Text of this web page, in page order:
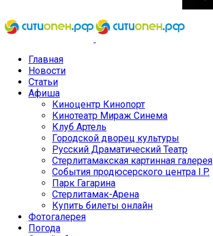
Главная
Новости
Статьи
Афиша
Киноцентр Кинопорт
Кинотеатр Мираж Синема
Клуб Артель
Городской дворец культуры
Русский Драматический Театр
Стерлитамакская картинная галерея
События продюсерского центра I.P.
Парк Гагарина
Стерлитамак-Арена
Купить билеты онлайн
Фотогалерея
Погода